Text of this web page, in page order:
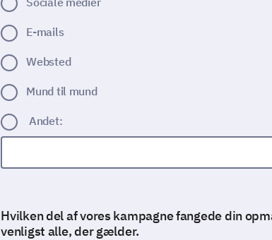
E-mails
Websted
Mund til mund
Andet:
Hvilken del af vores kampagne fangede din
venligst alle, der gælder.